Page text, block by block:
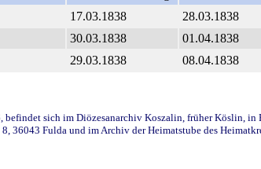
17.03.1838 28.03.1838
30.03.1838 01.04.1838
29.03.1838 08.04.1838
sich im Diözesanarchiv Koszalin, früher Köslin,
36043 Fulda und im Archiv der Heimatstube des